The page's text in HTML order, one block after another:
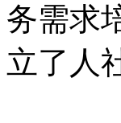
务需求
立了人